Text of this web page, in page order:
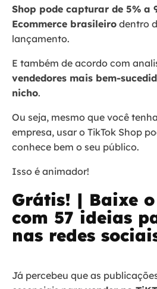
Shop pode capturar de 5% a
Ecommerce brasileiro dentro
lançamento.
E também de acordo com
vendedores mais bem-
nicho.
Ou seja, mesmo que você
empresa, usar o TikTok Shop
conhece bem o seu público.
Isso é animador!
Grátis! | Baixe
com 57 ideias
nas redes
Já percebeu que as